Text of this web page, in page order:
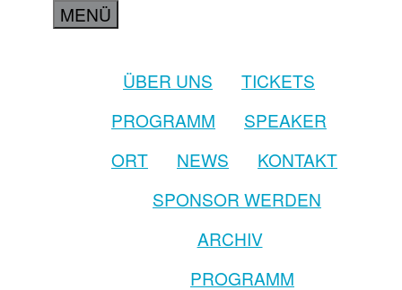
MENÜ
ÜBER UNS
TICKETS
PROGRAMM
SPEAKER
ORT
NEWS
KONTAKT
SPONSOR WERDEN
ARCHIV
PROGRAMM